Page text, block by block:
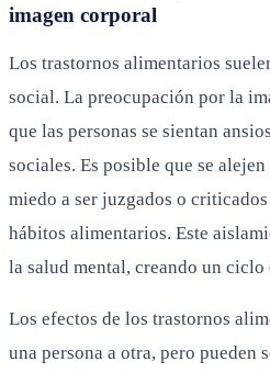
imagen corporal
Los trastornos alimentarios
social. La preocupación por la
que las personas se sientan
sociales. Es posible que se
miedo a ser juzgados o
hábitos alimentarios. Este
la salud mental, creando un ciclo
Los efectos de los trastornos
una persona a otra, pero pueden